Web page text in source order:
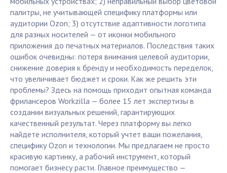
палитры, не учитывающей специфику платформы или
аудитории Ozon; 3) отсутствие адаптивности логотипа
для разных носителей — от иконки мобильного
приложения до печатных материалов. Последствия таких
ошибок очевидны: потеря внимания целевой аудитории,
снижение доверия к бренду и необходимость переделок,
что увеличивает бюджет и сроки. Как же решить эти
проблемы? Здесь на помощь приходит опытная команда
фрилансеров Workzilla — более 15 лет экспертизы в
создании визуальных решений, гарантирующих
качественный результат. Через платформу вы легко
найдете исполнителя, который учтет ваши пожелания,
специфику Ozon и технологии. Мы предлагаем не просто
красивую картинку, а рабочий инструмент, который
помогает бизнесу расти. Главное преимущество —